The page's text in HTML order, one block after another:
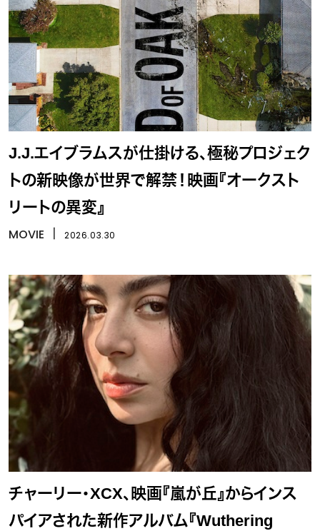
J.J.エイブラムスが仕掛ける、極秘プロジェク
トの新映像が世界で解禁！映画『オークスト
リートの異変』
MOVIE 2026.03.30
チャーリー・XCX、映画『嵐が丘』からインス
パイアされた新作アルバム『Wuthering